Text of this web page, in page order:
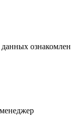
ознакомлен